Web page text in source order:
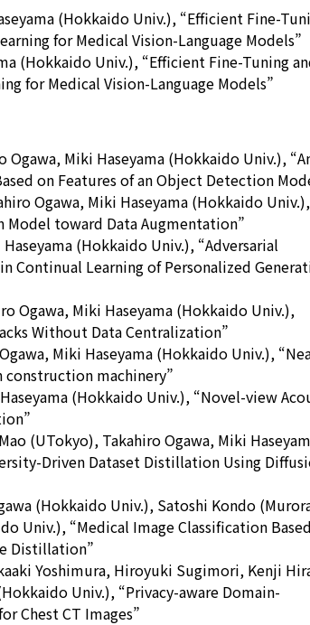
(Hokkaido Univ.), “Efficient Fine-
for Medical Vision-Language Models”
(Hokkaido Univ.), “Efficient Fine-Tuning
for Medical Vision-Language Models”
Miki Haseyama (Hokkaido Univ.),
on Features of an Object Detection
Ogawa, Miki Haseyama (Hokkaido Univ.),
Model toward Data Augmentation”
(Hokkaido Univ.), “Adversarial
Learning of Personalized
Ogawa, Miki Haseyama (Hokkaido Univ.),
Without Data Centralization”
Miki Haseyama (Hokkaido Univ.),
machinery”
(Hokkaido Univ.), “Novel-view
(UTokyo), Takahiro Ogawa, Miki
Driven Dataset Distillation Using
(Hokkaido Univ.), Satoshi Kondo
Univ.), “Medical Image Classification
Distillation”
Yoshimura, Hiroyuki Sugimori, Kenji
Univ.), “Privacy-aware Domain-
Chest CT Images”